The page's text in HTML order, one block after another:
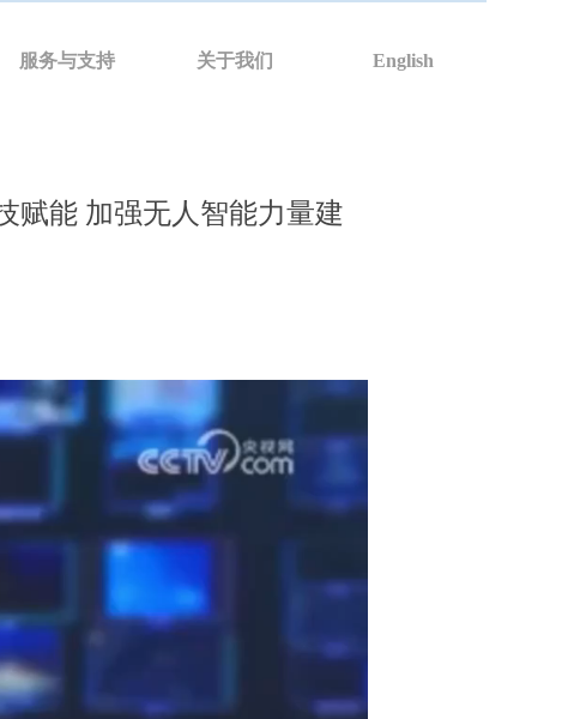
服务与支持 关于我们 English
赋能 加强无人智能力量建